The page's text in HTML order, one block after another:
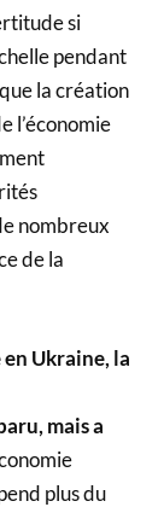
si
pendant
la création
l’économie
nombreux
de la
Ukraine, la
mais a
plus du